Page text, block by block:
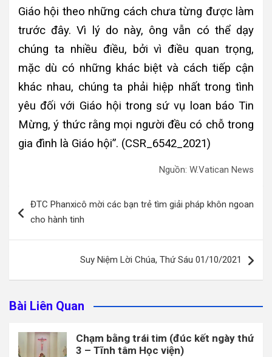
Giáo hội theo những cách chưa từng được làm
trước đây. Vì lý do này, ông vẫn có thể dạy
chúng ta nhiều điều, bởi vì điều quan trọng,
mặc dù có những khác biệt và cách tiếp cận
khác nhau, chúng ta phải hiệp nhất trong tình
yêu đối với Giáo hội trong sứ vụ loan báo Tin
Mừng, ý thức rằng mọi người đều có chỗ trong
gia đình là Giáo hội”. (CSR_6542_2021)
Nguồn: W.Vatican News
hướng
ĐTC Phanxicô mời các bạn trẻ tìm giải pháp khôn ngoan
cho hành tinh
Suy Niệm Lời Chúa, Thứ Sáu 01/10/2021
Bài Liên Quan
Chạm bằng trái tim (đúc kết ngày thứ
3 – Tĩnh tâm Học viện)